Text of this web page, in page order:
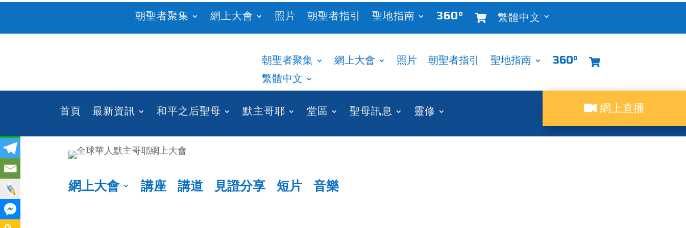
朝聖者聚集 網上大會 照片 朝聖者指引 聖地指南 360° 繁體中文
朝聖者聚集 網上大會 照片 朝聖者指引 聖地指南
360°
繁體中文
首頁 最新資訊 和平之后聖母 默主哥耶 堂區 聖母訊息 靈修 網上直播
網上大會 講座 講道 見證分享 短片 音樂